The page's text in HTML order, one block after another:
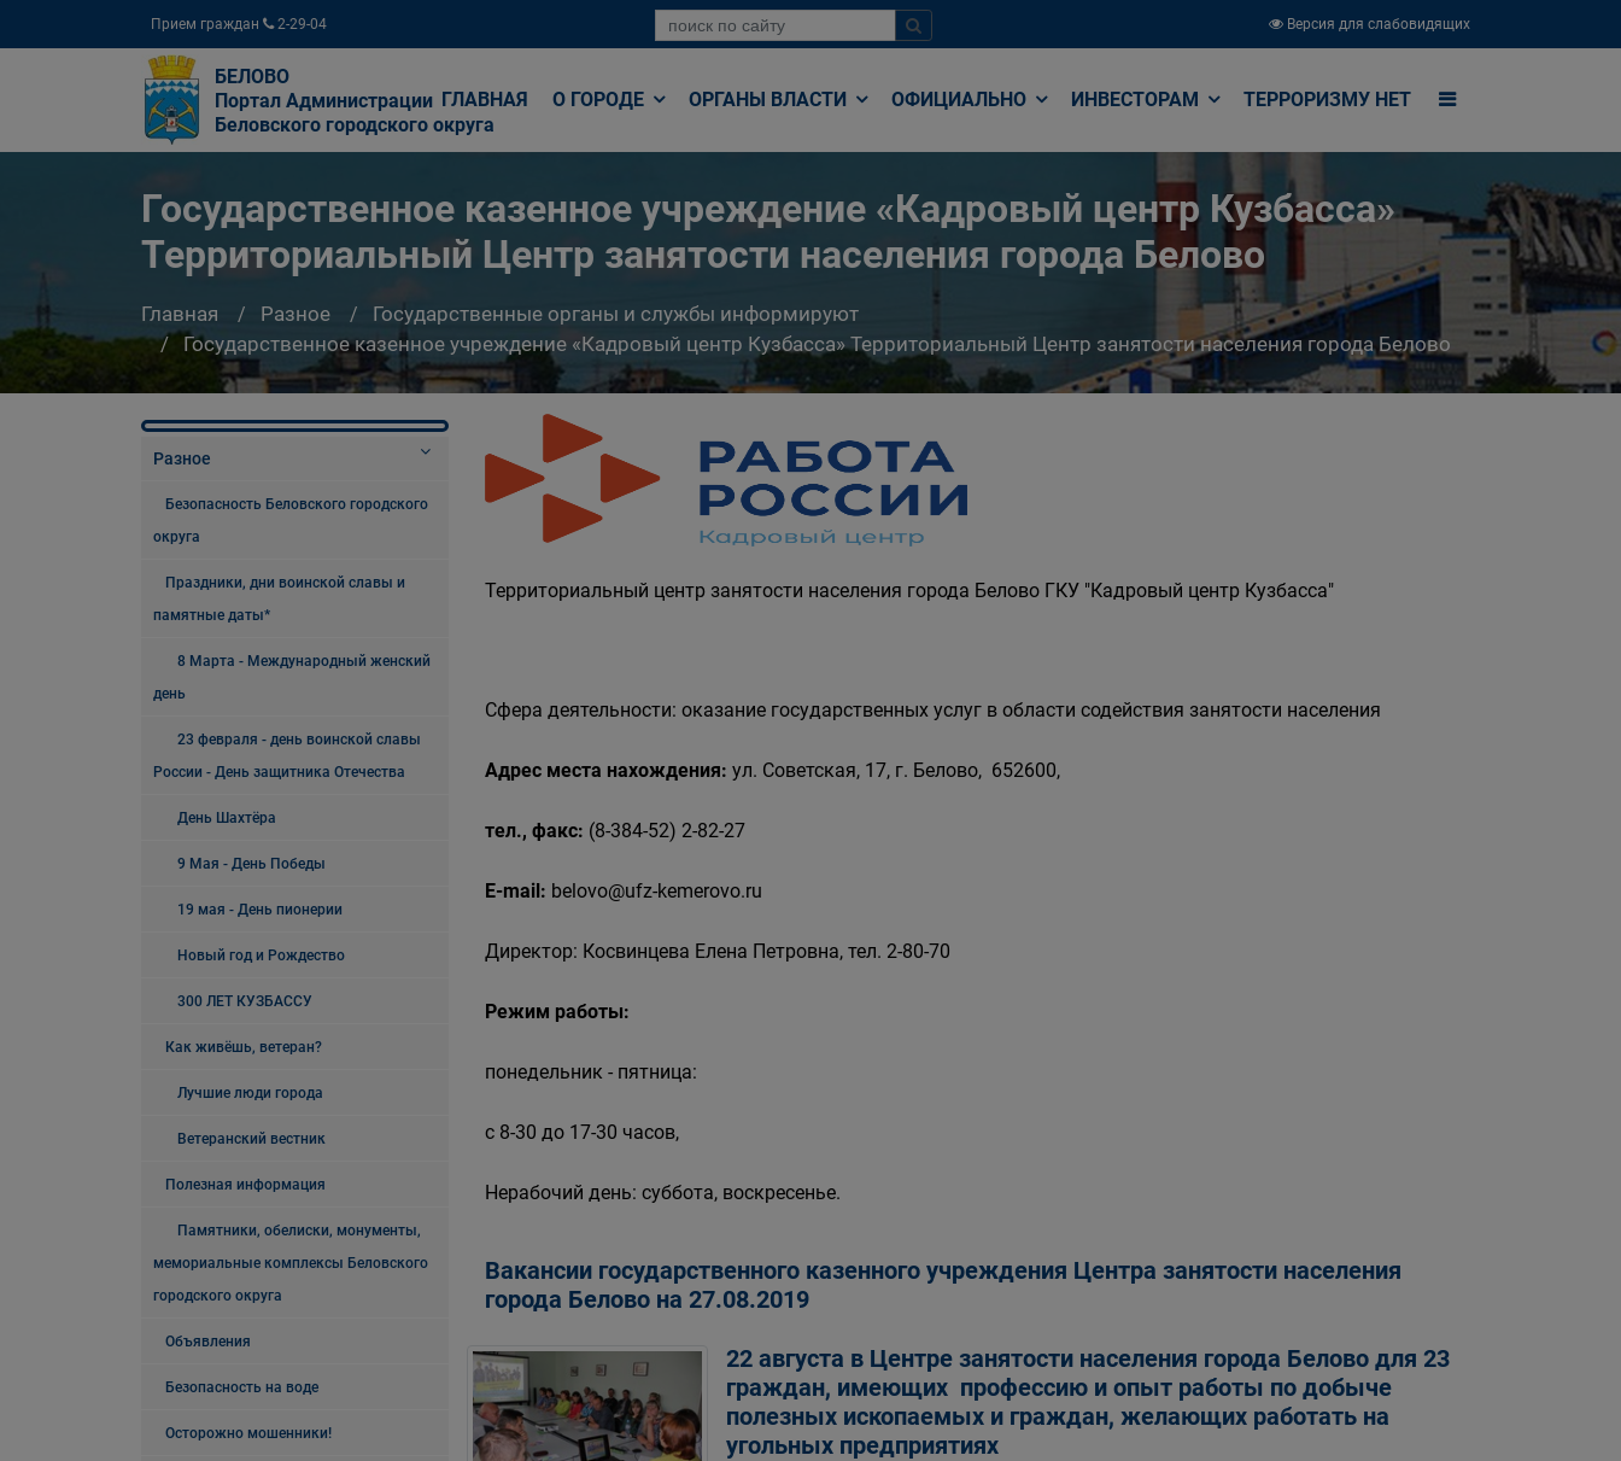
Прием граждан 2-29-04 Версия для слабовидящих
БЕЛОВО
Портал Администрации
Беловского городского округа
ГЛАВНАЯ О ГОРОДЕ ОРГАНЫ ВЛАСТИ ОФИЦИАЛЬНО ИНВЕСТОРАМ ТЕРРОРИЗМУ НЕТ
Государственное казенное учреждение «Кадровый центр Кузбасса»
Территориальный Центр занятости населения города Белово
Главная Разное
Государственные органы и службы информируют
Государственное казенное учреждение «Кадровый центр Кузбасса» Территориальный Центр занятости населения города Белово
Разное
Безопасность Беловского городского
округа
Праздники, дни воинской славы и
памятные даты*
8 Марта - Международный женский
день
23 февраля - день воинской славы
России - День защитника Отечества
День Шахтёра
9 Мая - День Победы
19 мая - День пионерии
Новый год и Рождество
300 ЛЕТ КУЗБАССУ
Как живёшь, ветеран?
Лучшие люди города
Ветеранский вестник
Полезная информация
Памятники, обелиски, монументы,
мемориальные комплексы Беловского
городского округа
Объявления
Безопасность на воде
Осторожно мошенники!
Территориальный центр занятости населения города Белово ГКУ "Кадровый центр Кузбасса"
Сфера деятельности: оказание государственных услуг в области содействия занятости населения
Адрес места нахождения: ул. Советская, 17, г. Белово, 652600,
тел., факс: (8-384-52) 2-82-27
E-mail: belovo@ufz-kemerovo.ru
Директор: Косвинцева Елена Петровна, тел. 2-80-70
Режим работы:
понедельник - пятница:
с 8-30 до 17-30 часов,
Нерабочий день: суббота, воскресенье.
Вакансии государственного казенного учреждения Центра занятости населения
города Белово на 27.08.2019
22 августа в Центре занятости населения города Белово для 23
граждан, имеющих профессию и опыт работы по добыче
полезных ископаемых и граждан, желающих работать на
угольных предприятиях